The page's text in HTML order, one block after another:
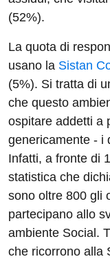
(52%).
La quota di
usano la Sistan
(5%). Si tratta di
che questo
ospitare addetti a
genericamente - i
Infatti, a fronte di
statistica che
sono oltre 800 gli
partecipano allo
ambiente Social.
che ricorrono alla